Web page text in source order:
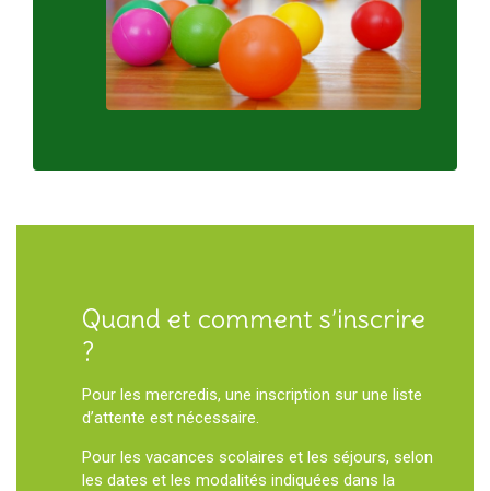
Quand et comment s’inscrire
?
Pour les mercredis, une inscription sur une liste
d’attente est nécessaire.
Pour les vacances scolaires et les séjours, selon
les dates et les modalités indiquées dans la